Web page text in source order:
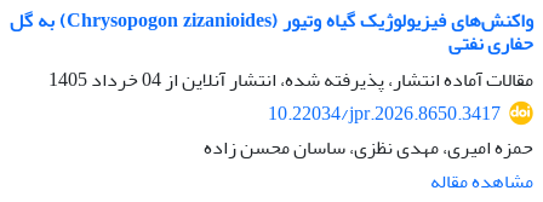
واکنش‌های فیزیولوژیک گیاه وتیور (Chrysopogon zizanioides) به گل
حفاری نفتی
مقالات آماده انتشار، پذیرفته شده، انتشار آنلاین از04 خرداد 1405
10.22034/jpr.2026.8650.3417
حمزه امیری، مهدی نظزی، ساسان محسن زاده
مشاهده مقاله